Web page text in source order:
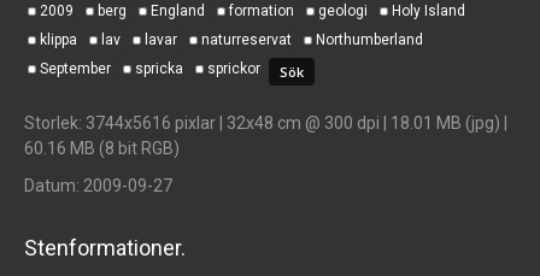
2009 berg England formation geologi
Holy Island
klippa
lav lavar naturreservat
Northumberland
September
spricka sprickor
Storlek: 3744x5616 pixlar | 32x48 cm @ 300 dpi | 18.01 MB (jpg) |
60.16 MB (8 bit RGB)
Datum: 2009-09-27
Stenformationer.